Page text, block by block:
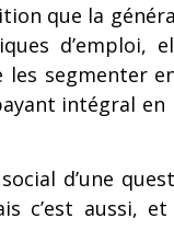
que la
segmenter
intégral en
d’une
c’est